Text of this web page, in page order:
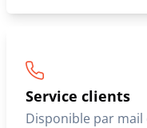
Service clients
Disponible par